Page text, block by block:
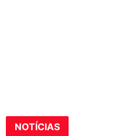
NOTÍCIAS